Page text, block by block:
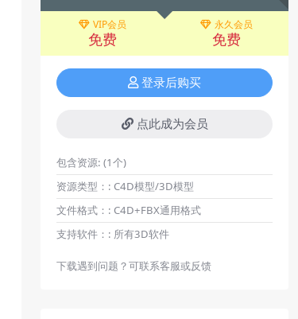
VIP会员
免费
永久会员
免费
登录后购买
点此成为会员
包含资源: (1个)
资源类型：: C4D模型/3D模型
文件格式：: C4D+FBX通用格式
支持软件：: 所有3D软件
下载遇到问题？可联系客服或反馈